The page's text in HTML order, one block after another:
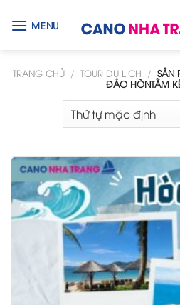
MENU
TRANG CHỦ / TOUR DU LỊCH / SẢN
ĐẢO HÒNTẰM